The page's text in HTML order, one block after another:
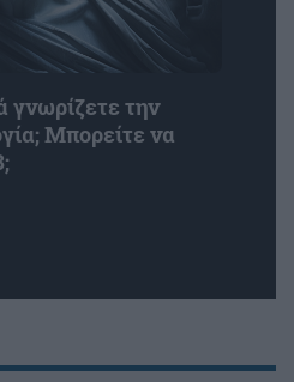
γνωρίζετε την
Μπορείτε να